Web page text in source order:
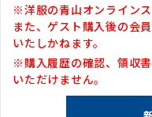
※洋服の青山オンライン
また、ゲスト購入後の会
いたしかねます。
※購入履歴の確認、領収
いただけません。